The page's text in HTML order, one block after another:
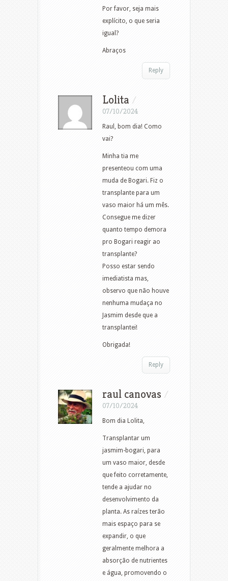
Por favor, seja mais
explícito, o que seria
igual?
Abraços
Reply
Lolita /
07/10/2024
Raul, bom dia! Como
vai?
Minha tia me
presenteou com uma
muda de Bogari. Fiz o
transplante para um
vaso maior há um mês.
Consegue me dizer
quanto tempo demora
pro Bogari reagir ao
transplante?
Posso estar sendo
imediatista mas,
observo que não houve
nenhuma mudaça no
Jasmim desde que a
transplantei!
Obrigada!
Reply
raul canovas /
07/10/2024
Bom dia Lolita,
Transplantar um
jasmim-bogari, para
um vaso maior, desde
que feito corretamente,
tende a ajudar no
desenvolvimento da
planta. As raízes terão
mais espaço para se
expandir, o que
geralmente melhora a
absorção de nutrientes
e água, promovendo o